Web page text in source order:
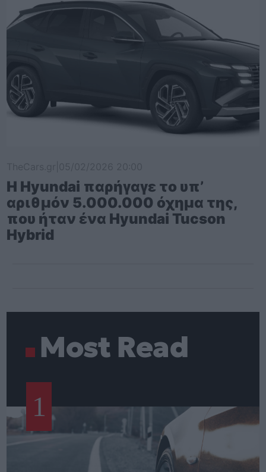
Η Hyundai παρήγαγε το υπ’
αριθμόν 5.000.000 όχημα της,
που ήταν ένα Hyundai Tucson
Hybrid
Most Read
1